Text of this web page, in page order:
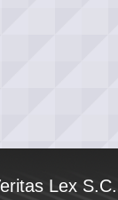
Lex S.C.